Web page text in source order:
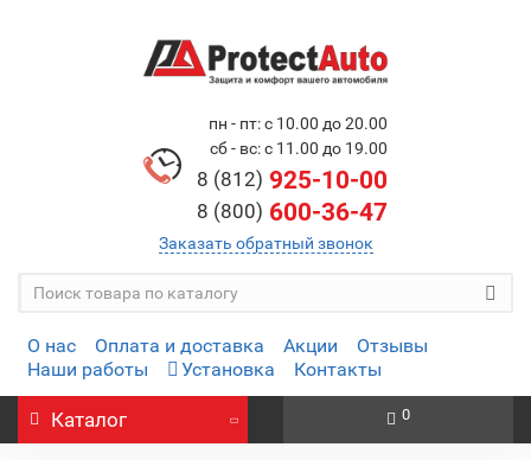
пн - пт: с 10.00 до 20.00
сб - вс: с 11.00 до 19.00
8 (812) 925-10-00
8 (800) 600-36-47
Заказать обратный звонок
О нас Оплата и доставка Акции
Отзывы
Наши работы
Установка Контакты
Каталог 0